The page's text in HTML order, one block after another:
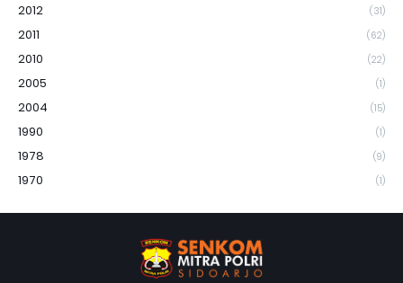
2012 (31)
2011 (62)
2010 (22)
2005 (1)
2004 (15)
1990 (1)
1978 (9)
1970 (1)